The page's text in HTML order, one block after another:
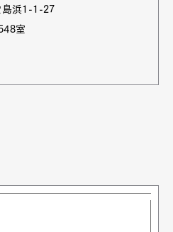
島浜1-1-27
室